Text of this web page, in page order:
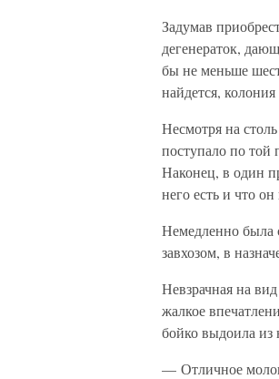
Задумав
дегенераток,
бы не меньше
найдется,
Несмотря на
поступало по той
Наконец, в один
него есть и что
Немедленно была
завхозом, в
Невзрачная на
жалкое
бойко выдоила из
— Отличное